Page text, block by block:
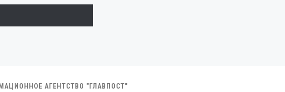
АГЕНТСТВО "ГЛАВПОСТ"